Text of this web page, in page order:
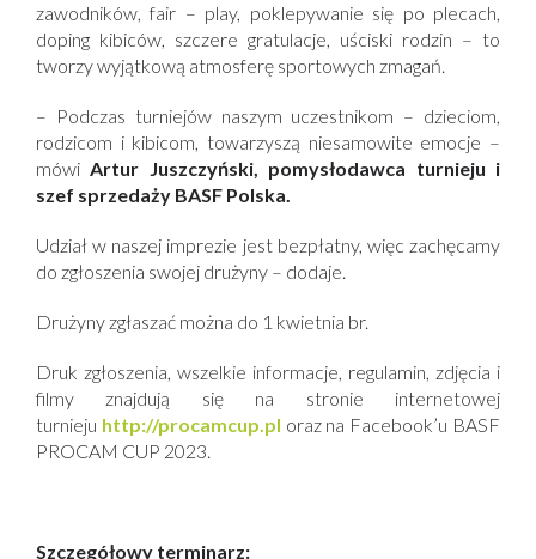
zawodników, fair – play, poklepywanie się po plecach,
doping kibiców, szczere gratulacje, uściski rodzin – to
tworzy wyjątkową atmosferę sportowych zmagań.
– Podczas turniejów naszym uczestnikom – dzieciom,
rodzicom i kibicom, towarzyszą niesamowite emocje –
mówiArtur Juszczyński, pomysłodawca turnieju i
szef sprzedaży BASF Polska.
Udział w naszej imprezie jest bezpłatny, więc zachęcamy
do zgłoszenia swojej drużyny – dodaje.
Drużyny zgłaszać można do 1 kwietnia br.
Druk zgłoszenia, wszelkie informacje, regulamin, zdjęcia i
filmy znajdują się na stronie internetowej
turnieju http://procamcup.pl oraz na Facebook’u BASF
PROCAM CUP 2023.
Szczegółowy terminarz: